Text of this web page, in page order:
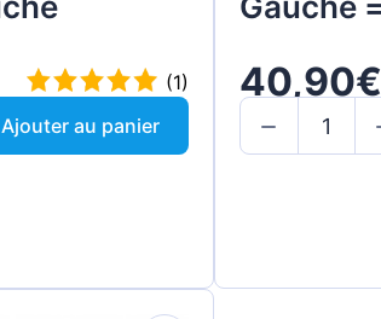
(1)
Ajouter au panier
40,90€